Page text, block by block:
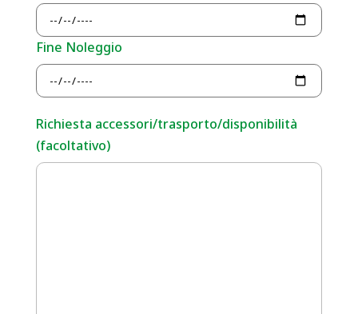
Fine Noleggio
Richiesta accessori/trasporto/disponibilità
(facoltativo)